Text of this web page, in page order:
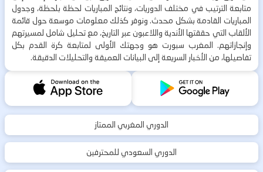
متابعة الترتيب في مختلف الدوريات، ونتائج المباريات لحظة بلحظة، وجدول
المباريات القادمة بشكل محدث. ونوفر كذلك معلومات موسعة حول قائمة
الألقاب التي حققتها الأندية واللاعبون عبر التاريخ، مع تحليل شامل لمسيرتهم
وإنجازاتهم. المغرب سبورت هو وجهتك الأولى لمتابعة كرة القدم بكل
تفاصيلها، من الأخبار السريعة إلى البيانات العميقة والتحليلات الدقيقة.
الدوري المغربي الممتاز
الدوري السعودي للمحترفين